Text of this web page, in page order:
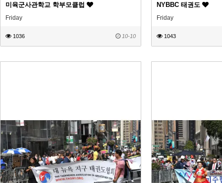
미육군사관학교 학부모클럽
Friday
1036 10-10
NYBBC 태권도
Friday
1043